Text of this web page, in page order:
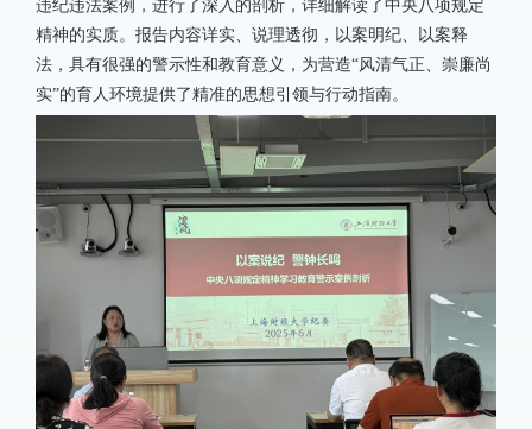
违纪违法案例，进行了深入的剖析，详细解读了中央八项规定
精神的实质。报告内容详实、说理透彻，以案明纪、以案释
法，具有很强的警示性和教育意义，为营造“风清气正、崇廉尚
实”的育人环境提供了精准的思想引领与行动指南。